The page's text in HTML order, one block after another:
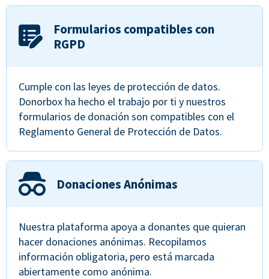
Formularios compatibles con
RGPD
Cumple con las leyes de protección de datos.
Donorbox ha hecho el trabajo por ti y nuestros
formularios de donación son compatibles con el
Reglamento General de Protección de Datos.
Donaciones Anónimas
Nuestra plataforma apoya a donantes que quieran
hacer donaciones anónimas. Recopilamos
información obligatoria, pero está marcada
abiertamente como anónima.